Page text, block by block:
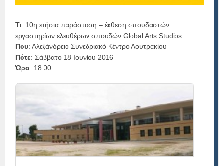
Τι: 10η ετήσια παράσταση – έκθεση σπουδαστών
εργαστηρίων ελευθέρων σπουδών Global Arts Studios
Που: Αλεξάνδρειο Συνεδριακό Κέντρο Λουτρακίου
Πότε: Σάββατο 18 Ιουνίου 2016
Ώρα: 18.00